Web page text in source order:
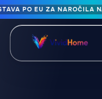
Brezplačna dostava po EU
Ročno izdelano v Bolgariji ·
12+ let mojstrske izdelave ·
PO EU ZA NAROČILA